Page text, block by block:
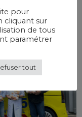
pour
cliquant sur
de tous
paramétrer
tout